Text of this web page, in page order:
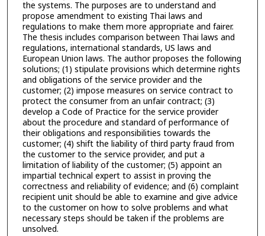
the systems. The purposes are to understand and
propose amendment to existing Thai laws and
regulations to make them more appropriate and fairer.
The thesis includes comparison between Thai laws and
regulations, international standards, US laws and
European Union laws. The author proposes the following
solutions; (1) stipulate provisions which determine rights
and obligations of the service provider and the
customer; (2) impose measures on service contract to
protect the consumer from an unfair contract; (3)
develop a Code of Practice for the service provider
about the procedure and standard of performance of
their obligations and responsibilities towards the
customer; (4) shift the liability of third party fraud from
the customer to the service provider, and put a
limitation of liability of the customer; (5) appoint an
impartial technical expert to assist in proving the
correctness and reliability of evidence; and (6) complaint
recipient unit should be able to examine and give advice
to the customer on how to solve problems and what
necessary steps should be taken if the problems are
unsolved.